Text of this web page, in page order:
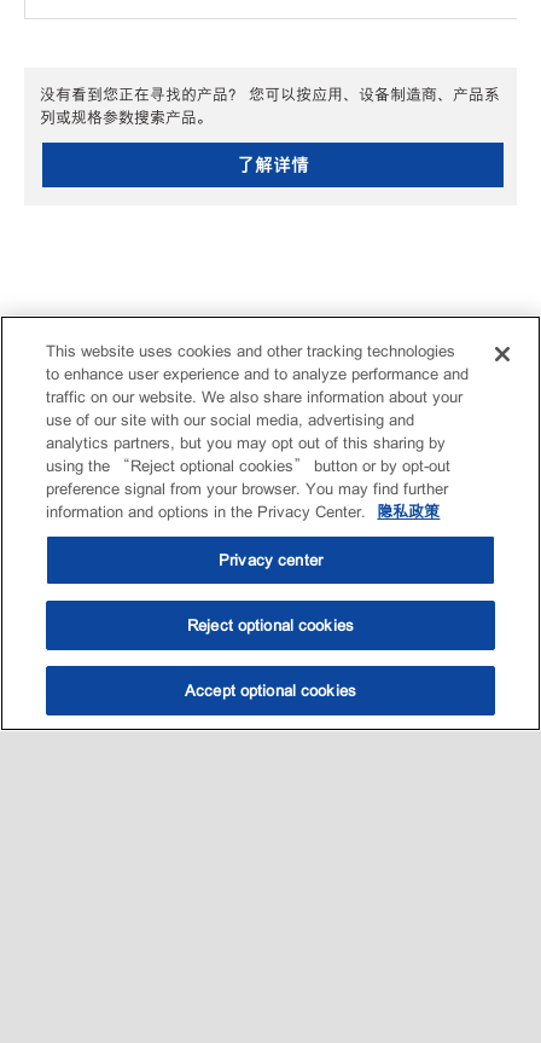
选油助手 查找门店
没有看到您正在寻找的产品？ 您可以按应用、设备制造商、产品系
列或规格参数搜索产品。
了解详情
This website uses cookies and other tracking technologies
to enhance user experience and to analyze performance and
traffic on our website. We also share information about your
use of our site with our social media, advertising and
analytics partners, but you may opt out of this sharing by
using the “Reject optional cookies” button or by opt-out
preference signal from your browser. You may find further
information and options in the Privacy Center.
隐私政策
Privacy center
Reject optional cookies
Accept optional cookies